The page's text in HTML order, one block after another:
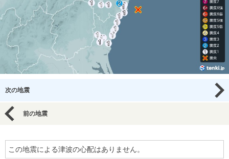
次の地震
前の地震
この地震による津波の心配はありません。